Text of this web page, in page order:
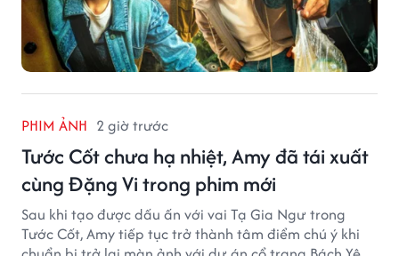
PHIM ẢNH 2 giờ trước
Tước Cốt chưa hạ nhiệt, Amy đã tái xuất
cùng Đặng Vi trong phim mới
Sau khi tạo được dấu ấn với vai Tạ Gia Ngư trong
Tước Cốt, Amy tiếp tục trở thành tâm điểm chú ý khi